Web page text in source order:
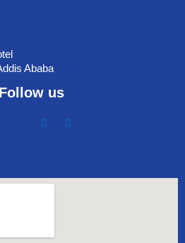
Ababa
Follow us